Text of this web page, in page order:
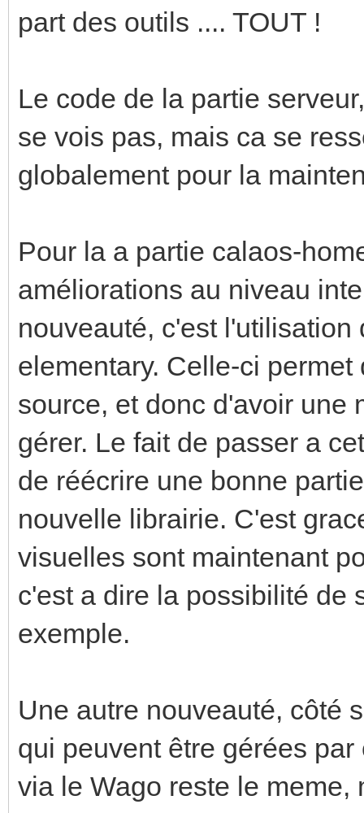
part des outils .... TOUT !
Le code de la partie
se vois pas, mais ca se
globalement pour la
Pour la a partie calaos-
améliorations au niveau
nouveauté, c'est
elementary. Celle-ci
source, et donc d'avoir une
gérer. Le fait de passer a
de réécrire une bonne
nouvelle librairie. C'est
visuelles sont maintenant
c'est a dire la possibilité de
exemple.
Une autre nouveauté, côté
qui peuvent être gérées
via le Wago reste le